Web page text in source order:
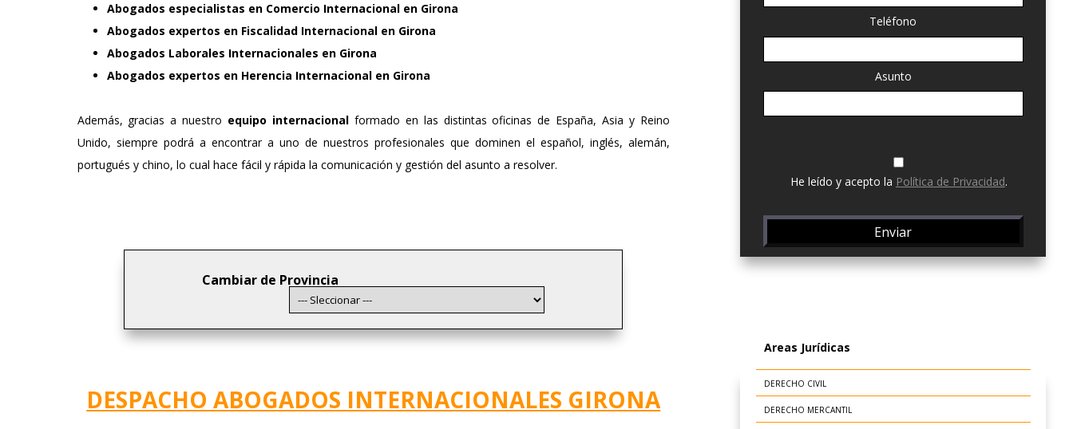
Abogados especialistas en Comercio Internacional en Girona
Abogados expertos en Fiscalidad Internacional en Girona
Abogados Laborales Internacionales en Girona
Abogados expertos en Herencia Internacional en Girona
Además, gracias a nuestro equipo internacionalformado en las distintas oficinas de España, Asia y Reino
Unido, siempre podrá a encontrar a uno de nuestros profesionales que dominen el español, inglés, alemán,
portugués y chino, lo cual hace fácil y rápida la comunicación y gestión del asunto a resolver.
Cambiar de Provincia
DESPACHO ABOGADOS INTERNACIONALES GIRONA
Teléfono
Asunto
He leído y acepto la Política de Privacidad.
Areas Jurídicas
DERECHO CIVIL
DERECHO MERCANTIL